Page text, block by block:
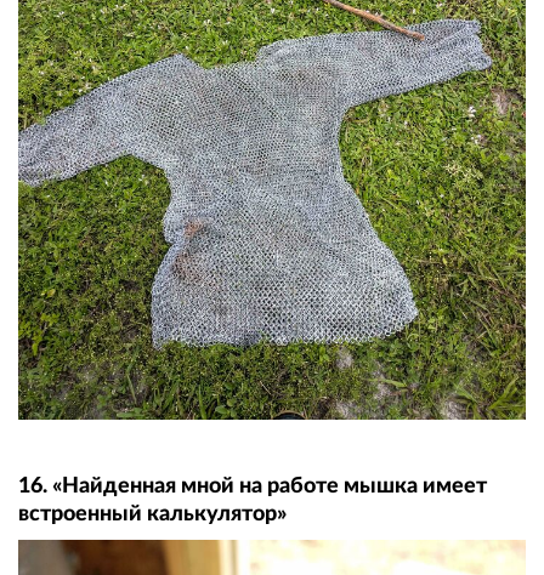
16. «Найденная мной на работе мышка имеет
встроенный калькулятор»